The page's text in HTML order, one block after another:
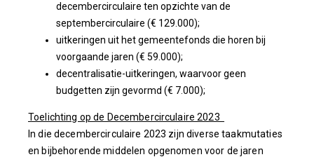
decembercirculaire ten opzichte van de
septembercirculaire (€ 129.000);
uitkeringen uit het gemeentefonds die horen bij
voorgaande jaren (€ 59.000);
decentralisatie-uitkeringen, waarvoor geen
budgetten zijn gevormd (€ 7.000);
Toelichting op de Decembercirculaire 2023
In die decembercirculaire 2023 zijn diverse taakmutaties
en bijbehorende middelen opgenomen voor de jaren